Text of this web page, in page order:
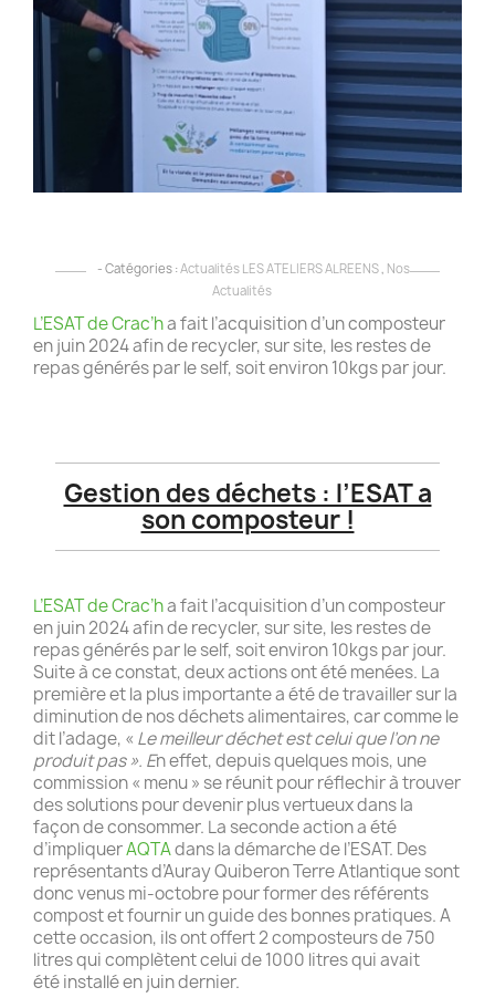
- Catégories :Actualités LES ATELIERS ALREENS, Nos
Actualités
L’ESAT de Crac’ha fait l’acquisition d’un composteur
en juin 2024 afin de recycler, sur site, les restes de
repas générés par le self, soit environ 10kgs par jour.
Gestion des déchets : l’ESAT a
son composteur !
L’ESAT de Crac’ha fait l’acquisition d’un composteur
en juin 2024 afin de recycler, sur site, les restes de
repas générés par le self, soit environ 10kgs par jour.
Suite à ce constat, deux actions ont été menées. La
première et la plus importante a été de travailler sur la
diminution de nos déchets alimentaires, car comme le
dit l’adage, « Le meilleur déchet est celui que l’on ne
produit pas ». En effet, depuis quelques mois, une
commission « menu » se réunit pour réflechir à trouver
des solutions pour devenir plus vertueux dans la
façon de consommer. La seconde action a été
d’impliquerAQTAdans la démarche de l’ESAT. Des
représentants d’Auray Quiberon Terre Atlantique sont
donc venus mi-octobre pour former des référents
compost et fournir un guide des bonnes pratiques. A
cette occasion, ils ont offert 2 composteurs de 750
litres qui complètent celui de 1000 litres qui avait
été installé en juin dernier.